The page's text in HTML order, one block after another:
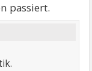
passiert.